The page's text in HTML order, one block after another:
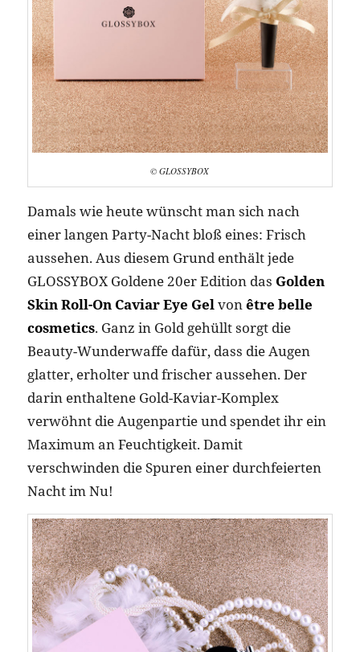
© GLOSSYBOX
Damals wie heute wünscht man sich nach
einer langen Party-Nacht bloß eines: Frisch
aussehen. Aus diesem Grund enthält jede
GLOSSYBOX Goldene 20er Edition das Golden
Skin Roll-On Caviar Eye Gel von être belle
cosmetics. Ganz in Gold gehüllt sorgt die
Beauty-Wunderwaffe dafür, dass die Augen
glatter, erholter und frischer aussehen. Der
darin enthaltene Gold-Kaviar-Komplex
verwöhnt die Augenpartie und spendet ihr ein
Maximum an Feuchtigkeit. Damit
verschwinden die Spuren einer durchfeierten
Nacht im Nu!